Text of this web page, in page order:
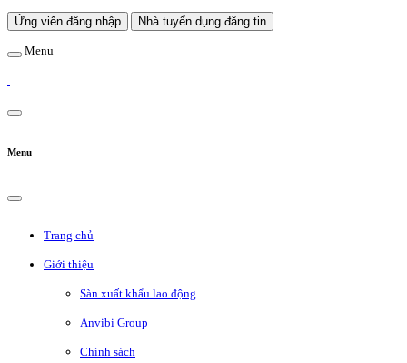
Ứng viên đăng nhập Nhà tuyển dụng đăng tin
Menu
Menu
Trang chủ
Giới thiệu
Sàn xuất khẩu lao động
Anvibi Group
Chính sách